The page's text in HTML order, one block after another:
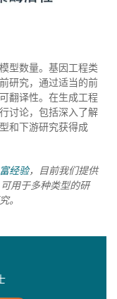
型数量。基因工程类
研究，通过适当的前
翻译性。在生成工程
讨论，包括深入了解
和下游研究获得成
经验，目前我们提供
用于多种类型的研
。